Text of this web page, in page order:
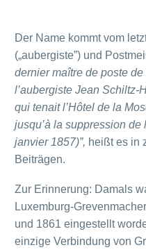
Der Name kommt vom
(„aubergiste”) und
dernier maître de poste
l’aubergiste Jean Schiltz-
qui tenait l’Hôtel de la
jusqu’à la suppression
janvier 1857)”, heißt es in
Beiträgen.
Zur Erinnerung: Damals
Luxemburg-
und 1861 eingestellt
einzige Verbindung von